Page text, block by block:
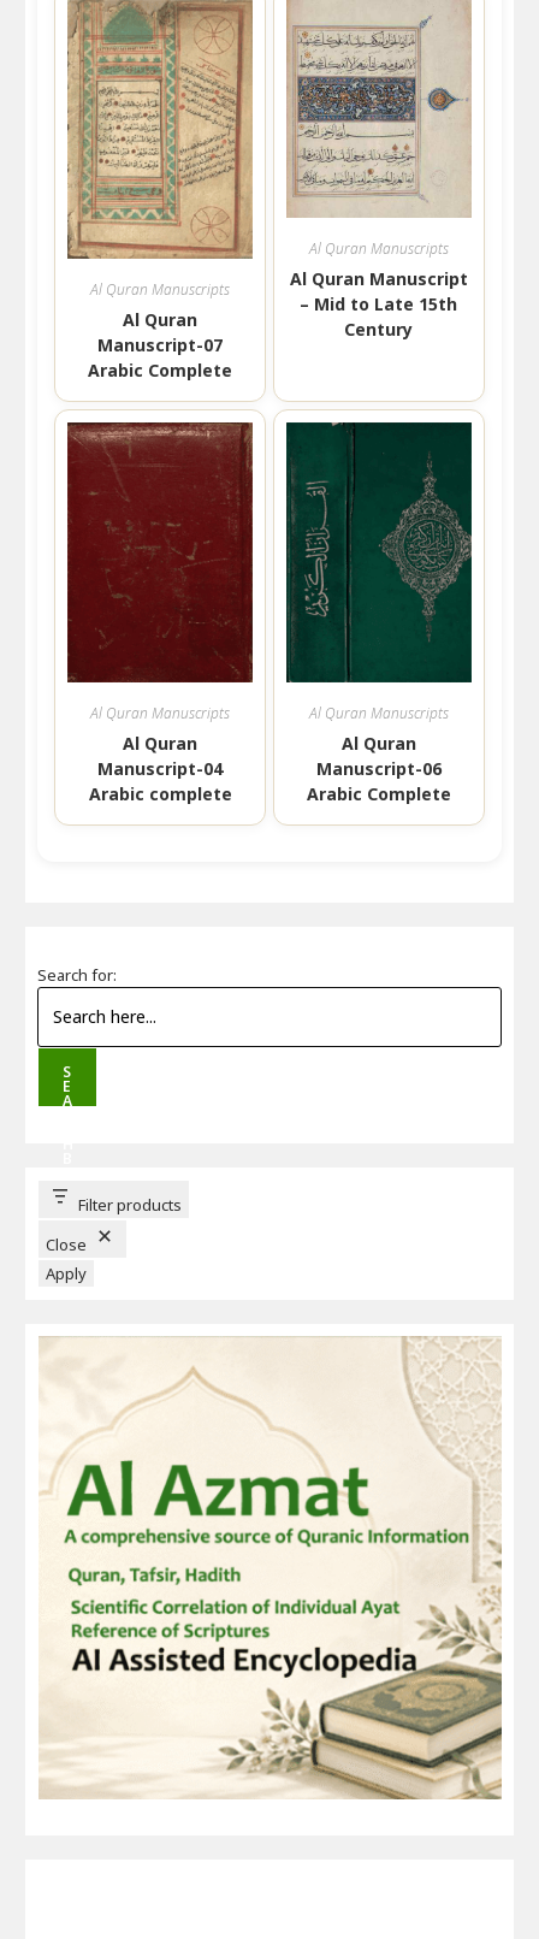
Al Quran Manuscripts
Al Quran
Manuscript-07
Arabic Complete
Al Quran Manuscripts
Al Quran Manuscript
– Mid to Late 15th
Century
Al Quran Manuscripts
Al Quran
Manuscript-04
Arabic complete
Al Quran Manuscripts
Al Quran
Manuscript-06
Arabic Complete
Search for:
S
E
A
T
T
Filter products
Close
Apply